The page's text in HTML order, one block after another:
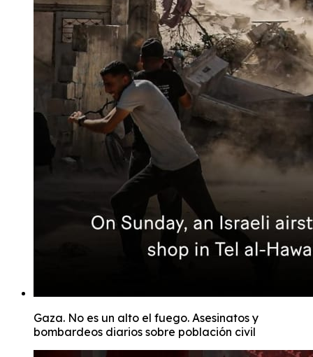
Gaza. No es un alto el fuego. Asesinatos y
bombardeos diarios sobre población civil